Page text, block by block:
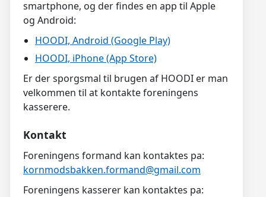
smartphone, og der findes en app til Apple
og Android:
HOODI, Android (Google Play)
HOODI, iPhone (App Store)
Er der sporgsmal til brugen af HOODI er man
velkommen til at kontakte foreningens
kasserere.
Kontakt
Foreningens formand kan kontaktes pa:
kornmodsbakken.formand@gmail.com
Foreningens kasserer kan kontaktes pa: